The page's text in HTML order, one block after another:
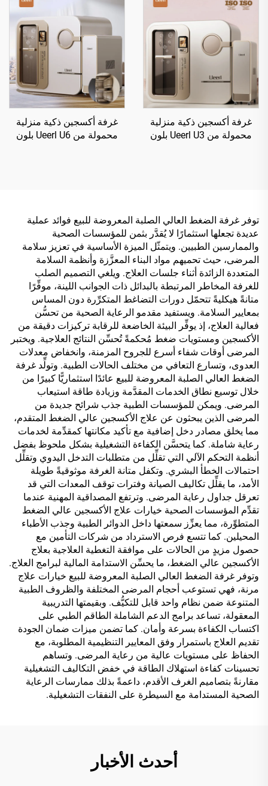
غرفة أكسجين ذكية منزلية
محمولة من Ueerl U3 بلون
غرفة أكسجين ذكية منزلية
محمولة من Ueerl U6 بلون
توفر غرفة الضغط العالي الصلبة المعروضة للبيع فوائد عملية
عديدة تجعلها استثمارًا لا يُقدَّر بثمن للمؤسسات الصحية
والممارسين الطبيين. ويتمثّل الميزة الأساسية في تعزيز سلامة
المرضى، حيث تحميهم مواد البناء المعزَّزة وأنظمة السلامة
المتعددة الزائدة أثناء جلسات العلاج. ويلغي التصميم الصلب
للغرفة المخاطر المرتبطة بالبدائل ذات الجوانب اللينة، موفِّرًا
متانةً هيكليةً تتحمّل دورات التضاغط المتكرِّرة دون المساس
بمعايير السلامة. ويستفيد مقدمو الرعاية الصحية من تحسُّن
فعالية العلاج، إذ يوفِّر البيئة الخاضعة للرقابة تركيزات دقيقة من
الأكسجين ومستويات ضغط مُحكمةً تُحسِّن النتائج العلاجية. ويختبر
المرضى أوقات شفاء أسرع للجروح المزمنة، وانخفاض معدلات
العدوى، وتسارع التعافي من مختلف الحالات الطبية. وتولِّد غرفة
الضغط العالي الصلبة المعروضة للبيع عائدًا استثماريًّا كبيرًا من
خلال توسيع نطاق الخدمات المقدَّمة وزيادة طاقة استيعاب
المرضى. ويمكن للمؤسسات الطبية جذب شرائح جديدة من
المرضى الذين يبحثون عن علاج الأكسجين عالي الضغط المتقدم،
مما يخلق مصادر دخل إضافية مع تأكيد مكانتها كمقدِّمة لخدمات
رعاية شاملة. كما يتحسَّن الكفاءة التشغيلية بشكل ملحوظ بفضل
أنظمة التحكم الآلي التي تقلِّل من متطلبات التدخل اليدوي وتقلِّل
احتمالات الخطأ البشري. وتكفل متانة الغرفة موثوقيةً طويلة
الأمد، ما يقلِّل تكاليف الصيانة وفترات توقف المعدات التي قد
تعرقل جداول رعاية المرضى. وترتفع المصداقية المهنية عندما
تقدِّم المؤسسات الصحية خيارات علاج الأكسجين عالي الضغط
المتطوِّرة، مما يعزِّز سمعتها داخل الدوائر الطبية وجذب الأطباء
المحيلين. كما تتسع فرص الاسترداد من شركات التأمين مع
حصول مزيدٍ من الحالات على موافقة التغطية العلاجية بعلاج
الأكسجين عالي الضغط، ما يحسِّن الاستدامة المالية لبرامج العلاج.
وتوفر غرفة الضغط العالي الصلبة المعروضة للبيع خيارات علاج
مرنة، فهي تستوعب أحجام المرضى المختلفة والظروف الطبية
المتنوعة ضمن نظام واحد قابل للتكيُّف. وبقيمتها التدريبية
المعقولة، تساعد برامج الدعم الشاملة الطاقم الطبي على
اكتساب الكفاءة بسرعة وأمان. كما تضمن ميزات ضمان الجودة
تقديم العلاج باستمرار وفق المعايير التنظيمية المطلوبة، مع
الحفاظ على مستويات عالية من رعاية المرضى. وتساهم
تحسينات كفاءة استهلاك الطاقة في خفض التكاليف التشغيلية
مقارنةً بتصاميم الغرف الأقدم، داعمةً بذلك ممارسات الرعاية
الصحية المستدامة مع السيطرة على النفقات التشغيلية.
أحدث الأخبار